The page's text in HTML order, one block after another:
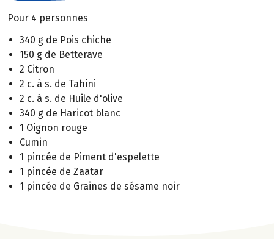
Pour 4 personnes
340 g de Pois chiche
150 g de Betterave
2 Citron
2 c. à s. de Tahini
2 c. à s. de Huile d'olive
340 g de Haricot blanc
1 Oignon rouge
Cumin
1 pincée de Piment d'espelette
1 pincée de Zaatar
1 pincée de Graines de sésame noir